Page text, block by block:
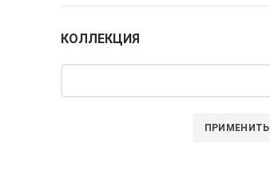
КОЛЛЕКЦИЯ
ПРИМЕНИТЬ